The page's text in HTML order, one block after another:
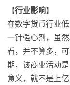
【行业影响】
在数字货币行业
一针强心剂，虽
看，并不算多，
期，该商业活动
意义，就不是上